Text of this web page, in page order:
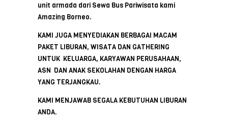
unit armada dari Sewa Bus Pariwisata kami
Amazing Borneo.
KAMI JUGA MENYEDIAKAN BERBAGAI MACAM
PAKET LIBURAN, WISATA DAN GATHERING
UNTUK KELUARGA, KARYAWAN PERUSAHAAN,
ASN DAN ANAK SEKOLAHAN DENGAN HARGA
YANG TERJANGKAU.
KAMI MENJAWAB SEGALA KEBUTUHAN LIBURAN
ANDA.